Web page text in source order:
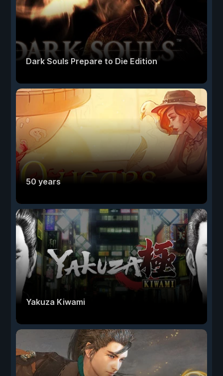
Dark Souls Prepare to Die Edition
50 years
Yakuza Kiwami